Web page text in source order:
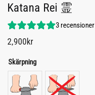
Katana Rei 霊
3 recensioner
2,900kr
Skärpning